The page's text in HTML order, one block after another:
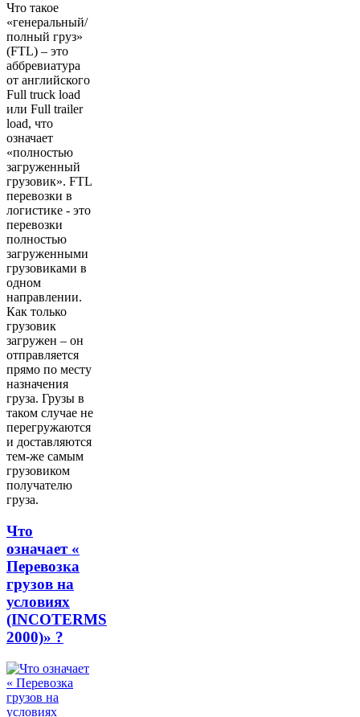
Что такое
«генеральный/
полный груз»
(FTL) – это
аббревиатура
от английского
Full truck load
или Full trailer
load, что
означает
«полностью
загруженный
грузовик». FTL
перевозки в
логистике - это
перевозки
полностью
загруженными
грузовиками в
одном
направлении.
Как только
грузовик
загружен – он
отправляется
прямо по месту
назначения
груза. Грузы в
таком случае не
перегружаются
и доставляются
тем-же самым
грузовиком
получателю
груза.
Что
означает «
Перевозка
грузов на
условиях
(INCOTERMS
2000)» ?